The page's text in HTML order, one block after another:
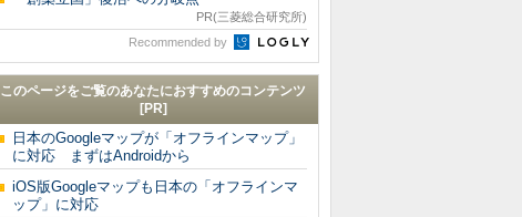
PR(三菱総合研究所)
Recommended by
このページをご覧のあなたにおすすめのコンテンツ
[PR]
日本のGoogleマップが「オフラインマップ」
に対応 まずはAndroidから
iOS版Googleマップも日本の「オフラインマ
ップ」に対応